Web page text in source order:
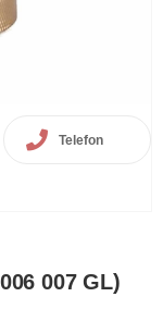
Telefon
007 GL)